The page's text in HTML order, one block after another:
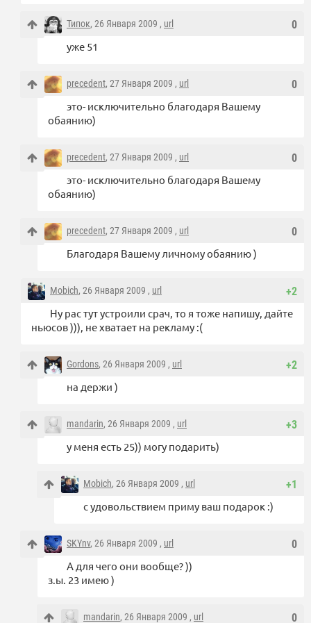
0
Типок, 26 Января 2009 , url
уже 51
0
precedent, 27 Января 2009 , url
это- исключительно благодаря Вашему
обаянию)
0
precedent, 27 Января 2009 , url
это- исключительно благодаря Вашему
обаянию)
0
precedent, 27 Января 2009 , url
Благодаря Вашему личному обаянию )
+2
Mobich, 26 Января 2009 , url
Ну рас тут устроили срач, то я тоже напишу, дайте
ньюсов ))), не хватает на рекламу :(
+2
Gordons, 26 Января 2009 , url
на держи )
+3
mandarin, 26 Января 2009 , url
у меня есть 25)) могу подарить)
+1
Mobich, 26 Января 2009 , url
с удовольствием приму ваш подарок :)
0
SKYnv, 26 Января 2009 , url
А для чего они вообще? ))
з.ы. 23 имею )
0
mandarin, 26 Января 2009 , url